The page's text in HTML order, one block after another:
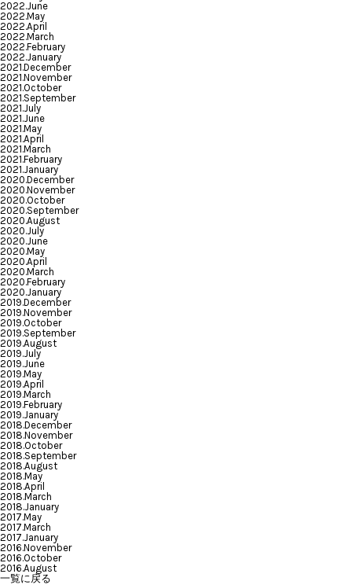
2022.June
2022.May
2022.April
2022.March
2022.February
2022.January
2021.December
2021.November
2021.October
2021.September
2021.July
2021.June
2021.May
2021.April
2021.March
2021.February
2021.January
2020.December
2020.November
2020.October
2020.September
2020.August
2020.July
2020.June
2020.May
2020.April
2020.March
2020.February
2020.January
2019.December
2019.November
2019.October
2019.September
2019.August
2019.July
2019.June
2019.May
2019.April
2019.March
2019.February
2019.January
2018.December
2018.November
2018.October
2018.September
2018.August
2018.May
2018.April
2018.March
2018.January
2017.May
2017.March
2017.January
2016.November
2016.October
2016.August
一覧に戻る